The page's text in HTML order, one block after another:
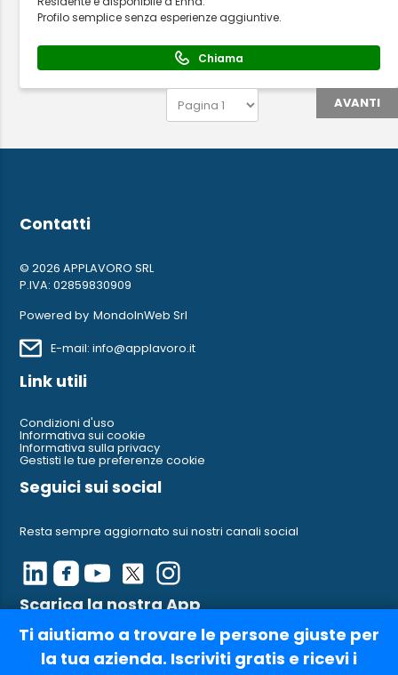
Profilo semplice senza esperienze aggiuntive.
Chiama
AVANTI
Ti aiutiamo a trovare le persone giuste per
la tua azienda. Iscriviti gratis e ricevi i
Contatti
© 2026 APPLAVORO SRL
P.IVA: 02859830909
Powered by MondoInWeb Srl
E-mail: info@applavoro.it
Link utili
Condizioni d'uso
Informativa sui cookie
Informativa sulla privacy
Gestisti le tue preferenze cookie
Seguici sui social
Resta sempre aggiornato sui nostri canali social
Scarica la nostra App
Ci trovi anche su AppleStore e su Google Play